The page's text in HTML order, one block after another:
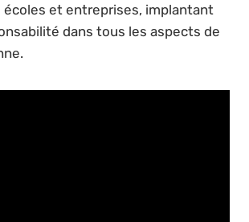
écoles et entreprises, implantant
dans tous les aspects de